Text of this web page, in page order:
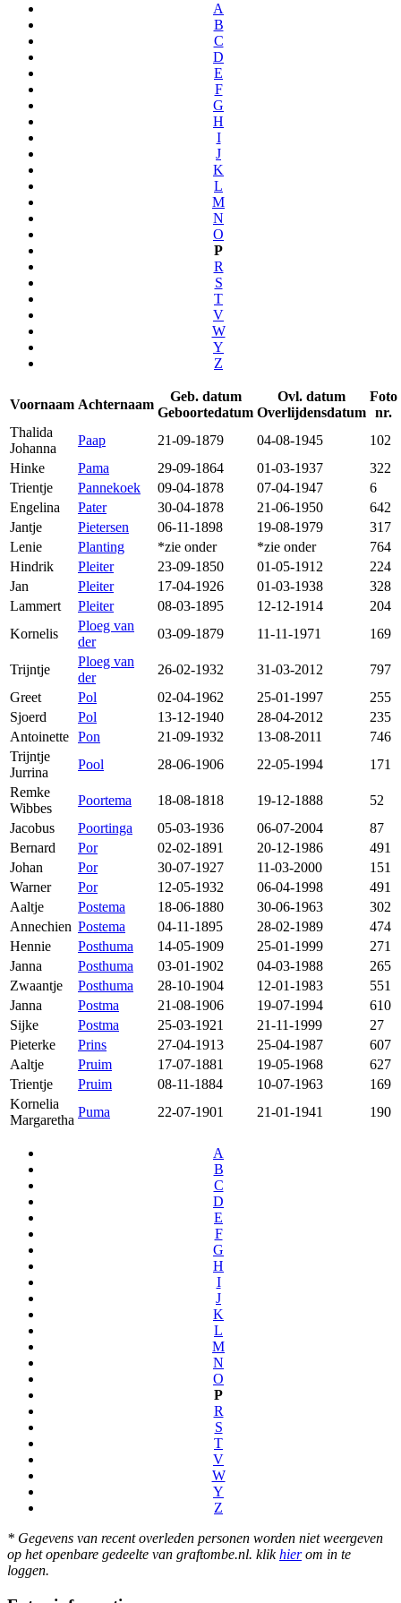
A
B
C
D
E
F
G
H
I
J
K
L
M
N
O
P
R
S
T
V
W
Y
Z
Voornaam Achternaam
Geb. datum
Geboortedatum
Ovl. datum
Overlijdensdatum
Foto
nr.
Thalida
Johanna
Paap 21-09-1879 04-08-1945
102
Hinke
Pama 29-09-1864 01-03-1937
322
Trientje
Pannekoek 09-04-1878 07-04-1947
6
Engelina
Pater 30-04-1878 21-06-1950
642
Jantje
Pietersen 06-11-1898 19-08-1979
317
Lenie
Planting *zie onder *zie onder
764
Hindrik
Pleiter 23-09-1850 01-05-1912
224
Jan
Pleiter 17-04-1926 01-03-1938
328
Lammert
Pleiter 08-03-1895 12-12-1914
204
Kornelis
Ploeg van
der
03-09-1879 11-11-1971 169
Trijntje
Ploeg van
der
26-02-1932 31-03-2012
797
Greet
Pol 02-04-1962 25-01-1997
255
Sjoerd
Pol 13-12-1940 28-04-2012
235
Antoinette Pon 21-09-1932 13-08-2011
746
Trijntje
Jurrina
Pool 28-06-1906 22-05-1994
171
Remke
Wibbes
Poortema 18-08-1818 19-12-1888
52
Jacobus
Poortinga 05-03-1936 06-07-2004
87
Bernard
Por 02-02-1891 20-12-1986
491
Johan
Por 30-07-1927 11-03-2000
151
Warner
Por 12-05-1932 06-04-1998
491
Aaltje
Postema 18-06-1880 30-06-1963
302
Annechien Postema 04-11-1895 28-02-1989
474
Hennie
Posthuma 14-05-1909 25-01-1999
271
Janna
Posthuma 03-01-1902 04-03-1988
265
Zwaantje
Posthuma 28-10-1904 12-01-1983
551
Janna
Postma 21-08-1906 19-07-1994
610
Sijke
Postma 25-03-1921 21-11-1999
27
Pieterke
Prins 27-04-1913 25-04-1987
607
Aaltje
Pruim 17-07-1881 19-05-1968
627
Trientje
Pruim 08-11-1884 10-07-1963
169
Kornelia
Margaretha
Puma 22-07-1901 21-01-1941 190
A
B
C
D
E
F
G
H
I
J
K
L
M
N
O
P
R
S
T
V
W
Y
Z
* Gegevens van recent overleden personen worden niet weergeven
op het openbare gedeelte van graftombe.nl. klikhierom in te
loggen.